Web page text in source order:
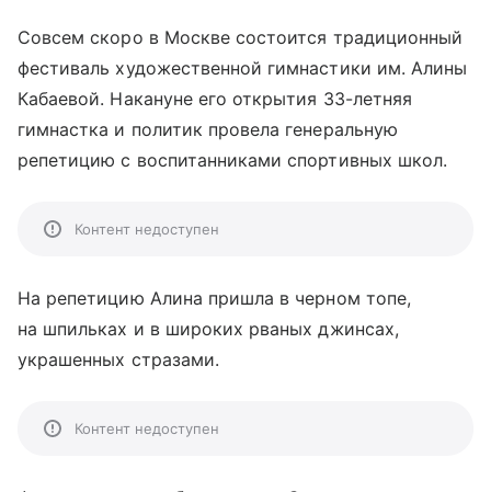
Совсем скоро в Москве состоится традиционный
фестиваль художественной гимнастики им. Алины
Кабаевой. Накануне его открытия 33-летняя
гимнастка и политик провела генеральную
репетицию с воспитанниками спортивных школ.
Контент недоступен
На репетицию Алина пришла в черном топе,
на шпильках и в широких рваных джинсах,
украшенных стразами.
Контент недоступен